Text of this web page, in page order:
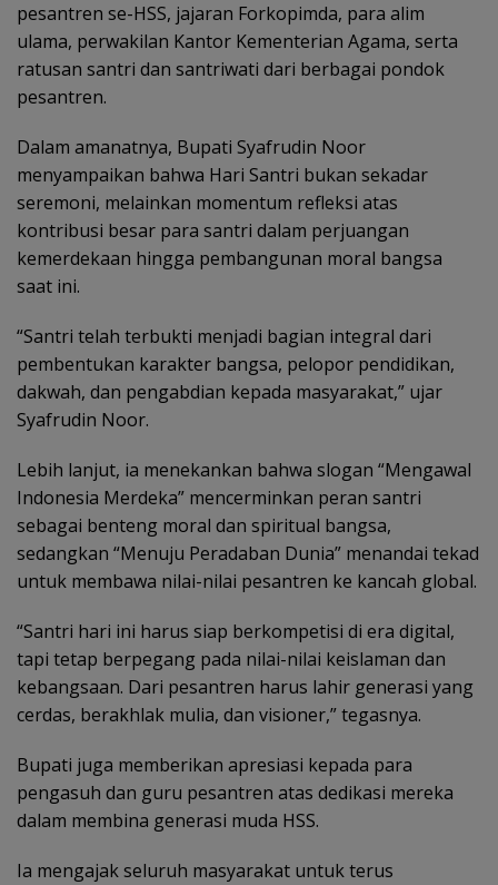
pesantren se-HSS, jajaran Forkopimda, para alim
ulama, perwakilan Kantor Kementerian Agama, serta
ratusan santri dan santriwati dari berbagai pondok
pesantren.
Dalam amanatnya, Bupati Syafrudin Noor
menyampaikan bahwa Hari Santri bukan sekadar
seremoni, melainkan momentum refleksi atas
kontribusi besar para santri dalam perjuangan
kemerdekaan hingga pembangunan moral bangsa
saat ini.
“Santri telah terbukti menjadi bagian integral dari
pembentukan karakter bangsa, pelopor pendidikan,
dakwah, dan pengabdian kepada masyarakat,” ujar
Syafrudin Noor.
Lebih lanjut, ia menekankan bahwa slogan “Mengawal
Indonesia Merdeka” mencerminkan peran santri
sebagai benteng moral dan spiritual bangsa,
sedangkan “Menuju Peradaban Dunia” menandai tekad
untuk membawa nilai-nilai pesantren ke kancah global.
“Santri hari ini harus siap berkompetisi di era digital,
tapi tetap berpegang pada nilai-nilai keislaman dan
kebangsaan. Dari pesantren harus lahir generasi yang
cerdas, berakhlak mulia, dan visioner,” tegasnya.
Bupati juga memberikan apresiasi kepada para
pengasuh dan guru pesantren atas dedikasi mereka
dalam membina generasi muda HSS.
Ia mengajak seluruh masyarakat untuk terus